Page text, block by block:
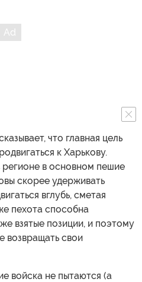
что главная цель
к Харькову.
в основном пешие
скорее удерживать
вглубь, сметая
пехота способна
взятые позиции, и поэтому
возвращать свои
войска не пытаются (а